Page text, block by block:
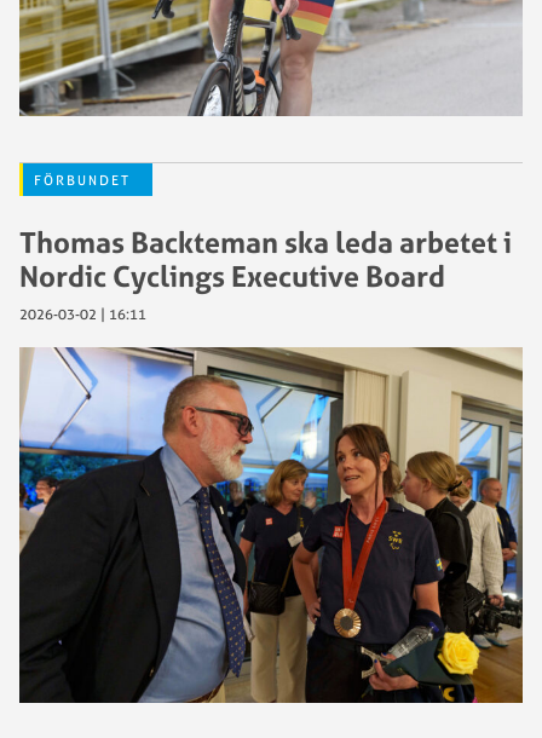
FÖRBUNDET
Thomas Backteman ska leda arbetet i
Nordic Cyclings Executive Board
2026-03-02 | 16:11